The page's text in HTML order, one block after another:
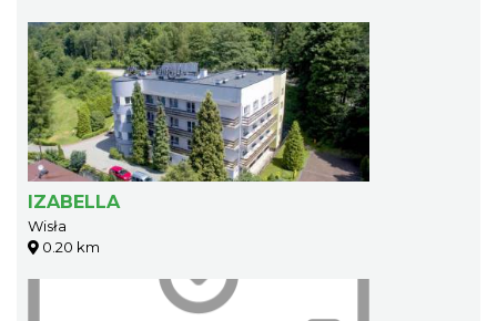
IZABELLA
Wisła
0.20 km